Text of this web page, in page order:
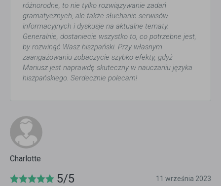
różnorodne, to nie tylko rozwiązywanie zadań
gramatycznych, ale także słuchanie serwisów
informacyjnych i dyskusje na aktualne tematy.
Generalnie, dostaniecie wszystko to, co potrzebne jest,
by rozwinąć Wasz hiszpański. Przy własnym
zaangażowaniu zobaczycie szybko efekty, gdyż
Mariusz jest naprawdę skuteczny w nauczaniu języka
hiszpańskiego. Serdecznie polecam!
Charlotte
5/5 11 września 2023